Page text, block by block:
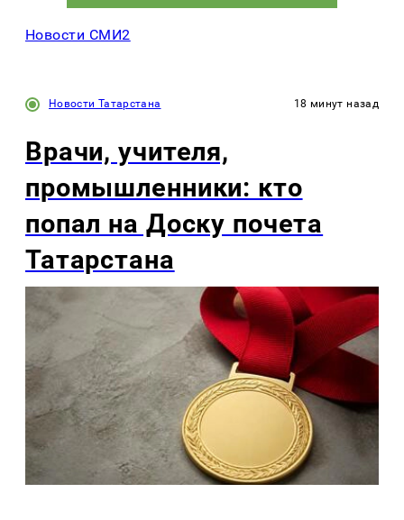
Новости СМИ2
Новости Татарстана 18 минут назад
Врачи, учителя,
промышленники: кто
попал на Доску почета
Татарстана